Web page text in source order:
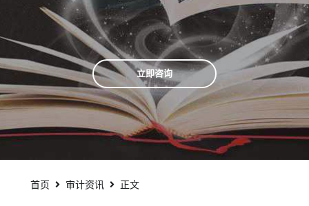
立即咨询
首页 审计资讯 正文